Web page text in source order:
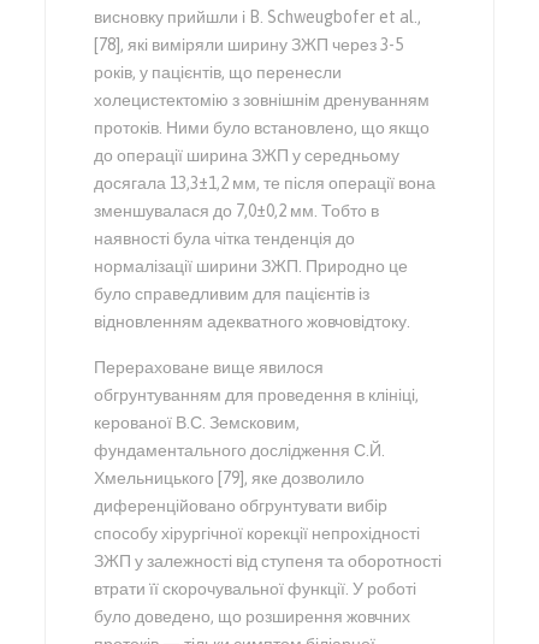
висновку прийшли і B. Schweugbofer et al.,
[78], які виміряли ширину ЗЖП через 3-5
років, у пацієнтів, що перенесли
холецистектомію з зовнішнім дренуванням
протоків. Ними було встановлено, що якщо
до операції ширина ЗЖП у середньому
досягала 13,3±1,2 мм, те після операції вона
зменшувалася до 7,0±0,2 мм. Тобто в
наявності була чітка тенденція до
нормалізації ширини ЗЖП. Природно це
було справедливим для пацієнтів із
відновленням адекватного жовчовідтоку.
Перераховане вище явилося
обгрунтуванням для проведення в клініці,
керованої В.С. Земсковим,
фундаментального дослідження С.Й.
Хмельницького [79], яке дозволило
диференційовано обгрунтувати вибір
способу хірургічної корекції непрохідності
ЗЖП у залежності від ступеня та оборотності
втрати її скорочувальної функції. У роботі
було доведено, що розширення жовчних